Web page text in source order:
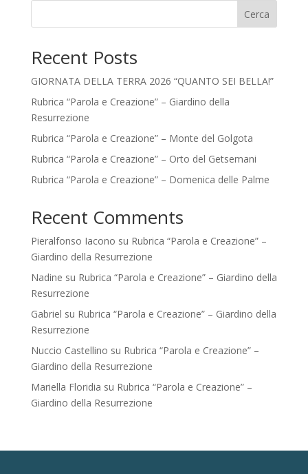
Cerca
Recent Posts
GIORNATA DELLA TERRA 2026 “QUANTO SEI BELLA!”
Rubrica “Parola e Creazione” – Giardino della
Resurrezione
Rubrica “Parola e Creazione” – Monte del Golgota
Rubrica “Parola e Creazione” – Orto del Getsemani
Rubrica “Parola e Creazione” – Domenica delle Palme
Recent Comments
Pieralfonso Iacono su Rubrica “Parola e Creazione” –
Giardino della Resurrezione
Nadine su Rubrica “Parola e Creazione” – Giardino della
Resurrezione
Gabriel su Rubrica “Parola e Creazione” – Giardino della
Resurrezione
Nuccio Castellino su Rubrica “Parola e Creazione” –
Giardino della Resurrezione
Mariella Floridia su Rubrica “Parola e Creazione” –
Giardino della Resurrezione